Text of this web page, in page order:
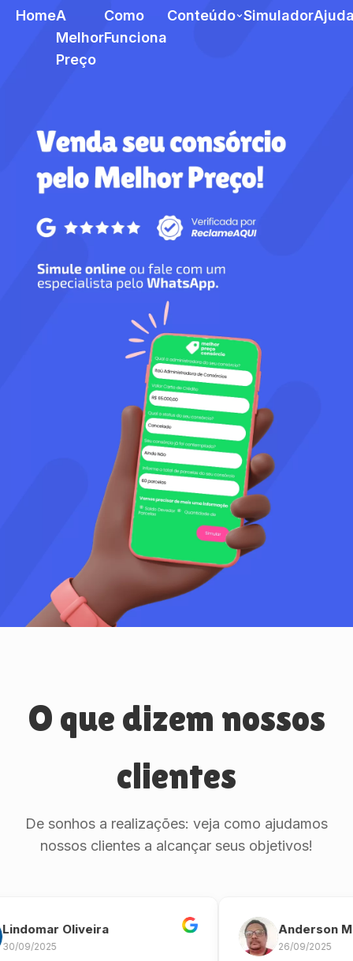
HomeA
Melhor
Preço
Como
Funciona
Conteúdo Simulador
O que dizem nossos
clientes
De sonhos a realizações: veja como ajudamos
nossos clientes a alcançar seus objetivos!
Oliveira
2025
Anderson
26/09/2025